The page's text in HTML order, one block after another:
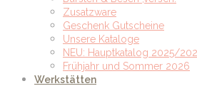
Zusatzware
Geschenk Gutscheine
Unsere Kataloge
NEU: Hauptkatalog 2025/
Frühjahr und Sommer 2026
Werkstätten